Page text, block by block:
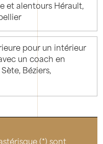
et alentours Hérault,
pour un intérieur
un coach en
Béziers,